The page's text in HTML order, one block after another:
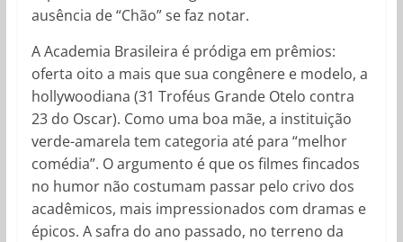
ausência de “Chão” se faz notar.
A Academia Brasileira é pródiga em prêmios:
oferta oito a mais que sua congênere e modelo, a
hollywoodiana (31 Troféus Grande Otelo contra
23 do Oscar). Como uma boa mãe, a instituição
verde-amarela tem categoria até para “melhor
comédia”. O argumento é que os filmes fincados
no humor não costumam passar pelo crivo dos
acadêmicos, mais impressionados com dramas e
épicos. A safra do ano passado, no terreno da